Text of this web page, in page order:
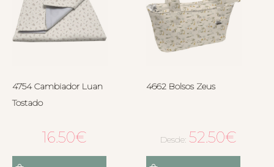
4754 Cambiador Luan
Tostado
16.50€
4662 Bolsos Zeus
Desde: 52.50€